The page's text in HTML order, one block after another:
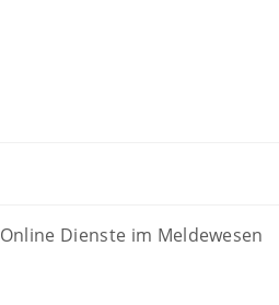
Online Dienste im Meldewesen